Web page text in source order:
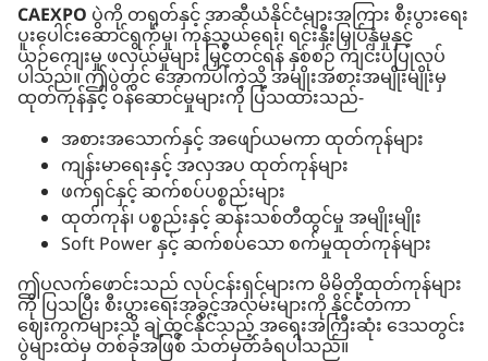
CAEXPO ပွဲကို တရုတ်နှင့် အာဆီယံနိုင်ငံများအကြား စီးပွားရေး
ပူးပေါင်းဆောင်ရွက်မှု၊ ကုန်သွယ်ရေး၊ ရင်းနှီးမြှုပ်နှံမှုနှင့်
ယဉ်ကျေးမှု ဖလှယ်မှုများ မြှင့်တင်ရန် နှစ်စဉ် ကျင်းပပြုလုပ်
ပါသည်။ ဤပွဲတွင် အောက်ပါကဲ့သို့ အမျိုးအစားအမျိုးမျိုးမှ
ထုတ်ကုန်နှင့် ဝန်ဆောင်မှုများကို ပြသထားသည်-
အစားအသောက်နှင့် အဖျော်ယမကာ ထုတ်ကုန်များ
ကျန်းမာရေးနှင့် အလှအပ ထုတ်ကုန်များ
ဖက်ရှင်နှင့် ဆက်စပ်ပစ္စည်းများ
ထုတ်ကုန်၊ ပစ္စည်းနှင့် ဆန်းသစ်တီထွင်မှု အမျိုးမျိုး
Soft Power နှင့် ဆက်စပ်သော စက်မှုထုတ်ကုန်များ
ဤပလက်ဖောင်းသည် လုပ်ငန်းရှင်များက မိမိတို့ထုတ်ကုန်များ
ကို ပြသပြီး စီးပွားရေးအခွင့်အလမ်းများကို နိုင်ငံတကာ
ဈေးကွက်များသို့ ချဲ့ထွင်နိုင်သည့် အရေးအကြီးဆုံး ဒေသတွင်း
ပွဲများထဲမှ တစ်ခုအဖြစ် သတ်မှတ်ခံရပါသည်။